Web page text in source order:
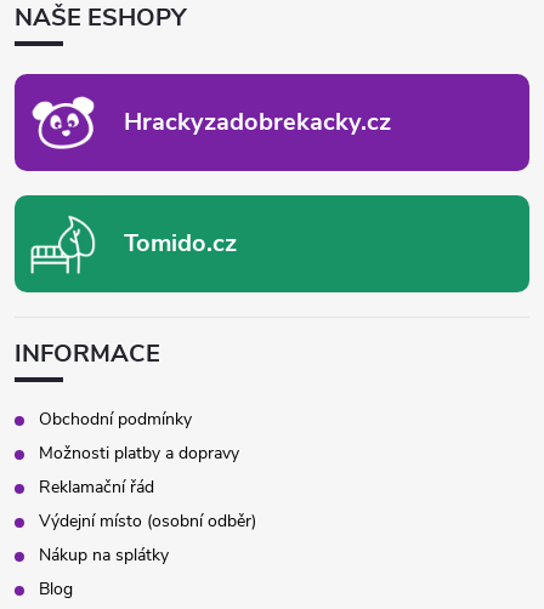
ANAŠE ESHOPY
Hrackyzadobrekacky.cz
Tomido.cz
INFORMACE
Obchodní podmínky
Možnosti platby a dopravy
Reklamační řád
Výdejní místo (osobní odběr)
Nákup na splátky
Blog